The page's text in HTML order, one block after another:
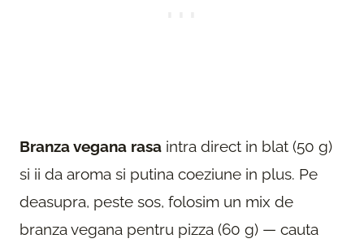
Branza vegana rasa intra direct in blat (50 g)
si ii da aroma si putina coeziune in plus. Pe
deasupra, peste sos, folosim un mix de
branza vegana pentru pizza (60 g) — cauta